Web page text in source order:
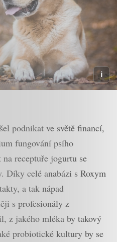
podnikat ve světě financí,
fungování psího
receptuře jogurtu se
Díky celé anabázi s Roxym
a tak nápad
s profesionály z
z jakého mléka by takový
probiotické kultury by se